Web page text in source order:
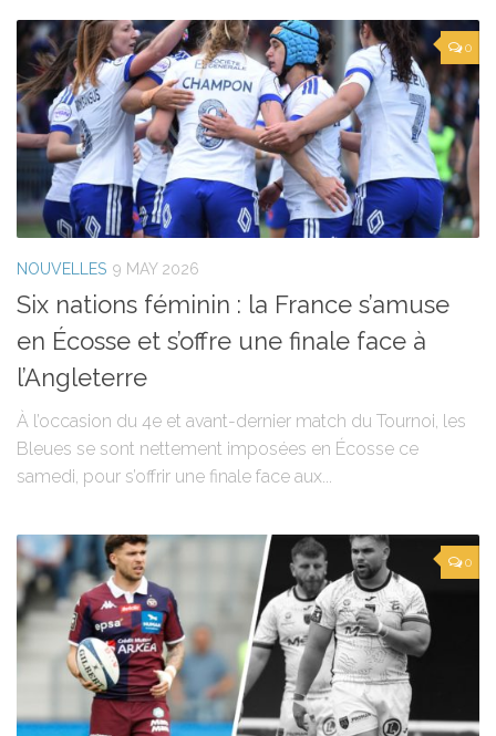
0
NOUVELLES 9 MAY 2026
Six nations féminin : la France s’amuse
en Écosse et s’offre une finale face à
l’Angleterre
À l’occasion du 4e et avant-dernier match du Tournoi, les
Bleues se sont nettement imposées en Écosse ce
samedi, pour s’offrir une finale face aux...
0